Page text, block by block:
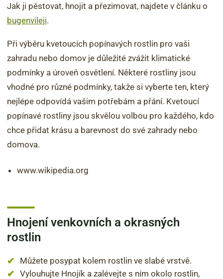
Jak ji pěstovat, hnojit a přezimovat, najdete v článku o
bugenvileji.
Při výběru kvetoucích popínavých rostlin pro vaši
zahradu nebo domov je důležité zvážit klimatické
podmínky a úroveň osvětlení. Některé rostliny jsou
vhodné pro různé podmínky, takže si vyberte ten, který
nejlépe odpovídá vašim potřebám a přání. Kvetoucí
popínavé rostliny jsou skvělou volbou pro každého, kdo
chce přidat krásu a barevnost do své zahrady nebo
domova.
www.wikipedia.org
Hnojení venkovních a okrasných
rostlin
Můžete posypat kolem rostlin ve slabé vrstvě.
Vylouhujte Hnojík a zalévejte s ním okolo rostlin,